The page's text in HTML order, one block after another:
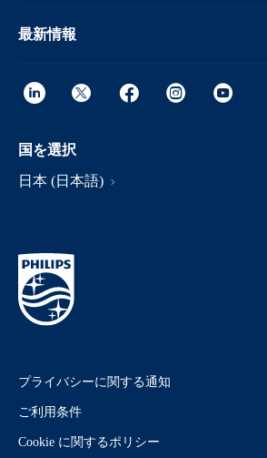
最新情報
国を選択
日本 (日本語)
プライバシーに関する通知
ご利用条件
Cookie に関するポリシー